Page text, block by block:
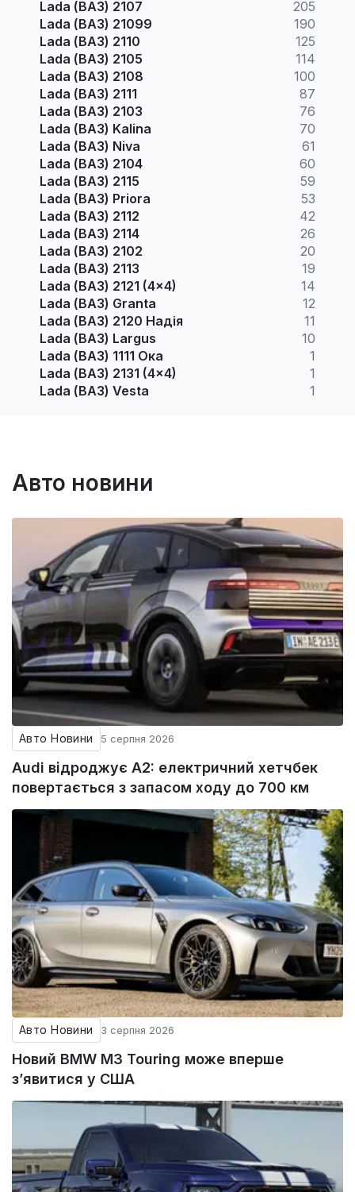
Lada (ВАЗ) 2107
205
Lada (ВАЗ) 21099
190
Lada (ВАЗ) 2110
125
Lada (ВАЗ) 2105
114
Lada (ВАЗ) 2108
100
Lada (ВАЗ) 2111
87
Lada (ВАЗ) 2103
76
Lada (ВАЗ) Kalina
70
Lada (ВАЗ) Niva
61
Lada (ВАЗ) 2104
60
Lada (ВАЗ) 2115
59
Lada (ВАЗ) Priora
53
Lada (ВАЗ) 2112
42
Lada (ВАЗ) 2114
26
Lada (ВАЗ) 2102
20
Lada (ВАЗ) 2113
19
Lada (ВАЗ) 2121 (4x4)
14
Lada (ВАЗ) Granta
12
Lada (ВАЗ) 2120 Надія
11
Lada (ВАЗ) Largus
10
Lada (ВАЗ) 1111 Ока
1
Lada (ВАЗ) 2131 (4x4)
1
Lada (ВАЗ) Vesta
1
Авто новини
Авто Новини 5 серпня 2026
Audi відроджує A2: електричний хетчбек
повертається з запасом ходу до 700 км
Авто Новини 3 серпня 2026
Новий BMW M3 Touring може вперше
з’явитися у США